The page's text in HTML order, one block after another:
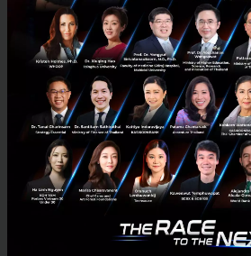
ก่อน เตรียมหารือคณะกรรมการการแข่ง
ผู้บริหารโรงพยาบาลบำรุงราษฎร์แจง ไม่เคยท
ที่เหลือทั้งหมดมาก่อน เพราะในอดีตต่างดำเนิ
ประสานความร่วมมือใด ๆ และยังเป็นคู่แข่ง พร้อ
กุมภาพันธ์ 27, 2020 | By
Techsauce Team
Deal Digest bdms บำรุงราษฎร์